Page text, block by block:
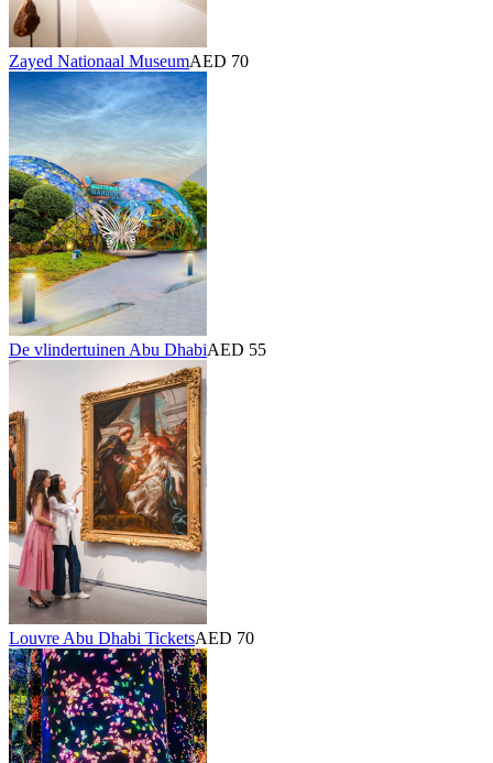
Zayed Nationaal MuseumAED 70
De vlindertuinen Abu DhabiAED 55
Louvre Abu Dhabi TicketsAED 70